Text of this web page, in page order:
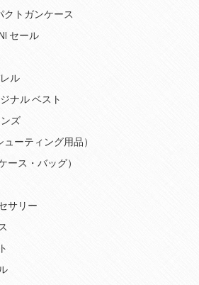
クトガンケース
セール
ル
ナル ベスト
ンズ
ューティング用品）
ース・バッグ）
サリー